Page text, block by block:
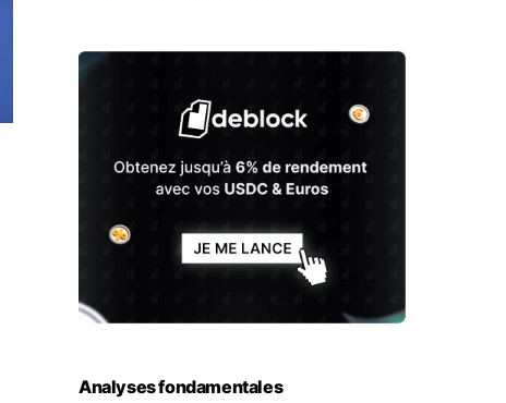
Analyses fondamentales